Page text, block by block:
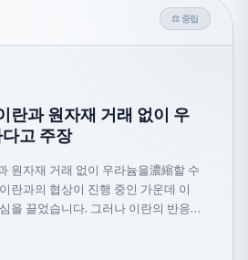
⚖️ 중립
란과 원자재 거래 없이 우
고 주장
원자재 거래 없이 우라늄을濃縮할 수
란과의 협상이 진행 중인 가운데 이
을 끌었습니다. 그러나 이란의 반응은